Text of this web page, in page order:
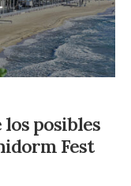
posibles
Fest